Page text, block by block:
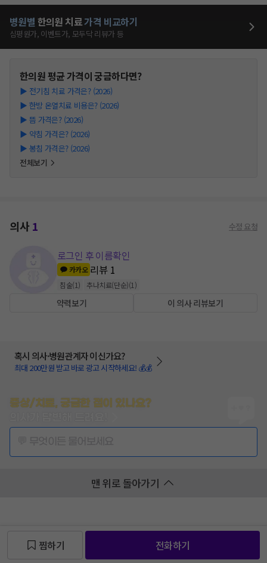
병원별 한의원 치료가격 비교하기
심평원가, 이벤트가, 모두닥 리뷰가 등
한의원평균 가격이 궁금하다면?
▶ 전기침 치료 가격은? (2026)
▶ 한방 온열치료 비용은? (2026)
▶ 뜸 가격은? (2026)
▶ 약침 가격은? (2026)
▶ 봉침 가격은? (2026)
전체보기
의사1 수정 요청
로그인 후 이름확인
카카오 리뷰 1
침술(1) 추나치료(단순)(1 )
약력보기 이 의사 리뷰보기
혹시 의사·병원관계자 이신가요?
최대 200만원 받고 바로 광고 시작하세요! 💰💰
증상/치료, 궁금한 점이 있나요?
맨 위로 돌아가기
찜하기 전화하기